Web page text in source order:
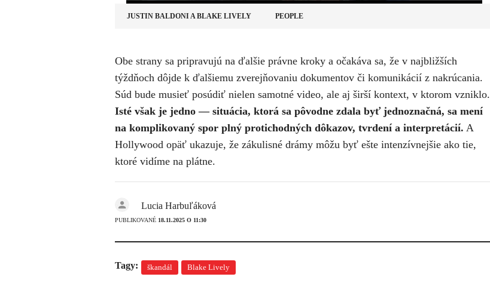
JUSTIN BALDONI A BLAKE LIVELY PEOPLE
Obe strany sa pripravujú na ďalšie právne kroky a očakáva sa, že v najbližších
týždňoch dôjde k ďalšiemu zverejňovaniu dokumentov či komunikácií z nakrúcania.
Súd bude musieť posúdiť nielen samotné video, ale aj širší kontext, v ktorom vzniklo.
Isté však je jedno — situácia, ktorá sa pôvodne zdala byť jednoznačná, sa mení
na komplikovaný spor plný protichodných dôkazov, tvrdení a interpretácií. A
Hollywood opäť ukazuje, že zákulisné drámy môžu byť ešte intenzívnejšie ako tie,
ktoré vidíme na plátne.
Lucia Harbuľáková
PUBLIKOVANÉ 18.11.2025 O 11:30
Tagy: škandál Blake Lively